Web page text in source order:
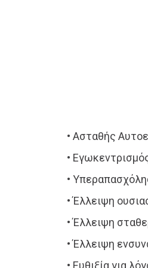
• Ασταθής
•
•
• Έλλειψη
• Έλλειψη
• Έλλειψη
• Ευθιξία για